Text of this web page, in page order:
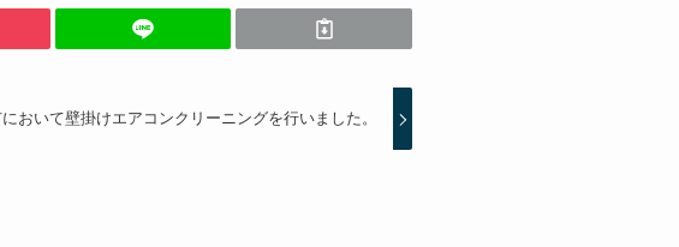
おいて壁掛けエアコンクリーニングを行いました。